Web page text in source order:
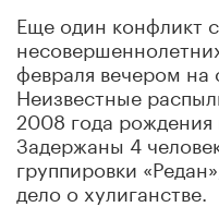
Еще один конфликт
февраля вечером на
Неизвестные
2008 года
Задержаны 4
группировки
дело о хулиганстве.